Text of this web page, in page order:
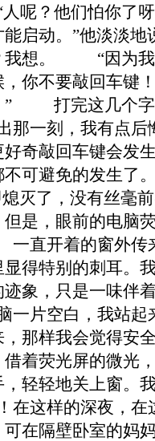
呢？他们怕你了
能启动。”他淡
我想。 “因为我
，你不要敲回车
” 打完这几个字
刻，我有点后
好奇敲回车键会
不可避免的发生
灭了，没有丝毫
是，眼前的电脑
开着的窗外传
得特别的刺耳。
象，只是一味伴
空白，我站起来
，那样我会觉得
着荧光屏的微光
轻轻地关上窗。
样的深夜，在
在隔壁卧室的妈